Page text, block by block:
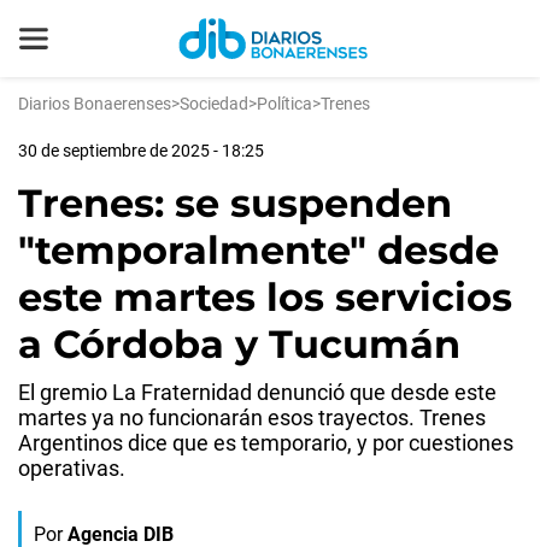
Diarios Bonaerenses>Sociedad>Política>Trenes
30 de septiembre de 2025 - 18:25
Trenes: se suspenden
"temporalmente" desde
este martes los servicios
a Córdoba y Tucumán
El gremio La Fraternidad denunció que desde este
martes ya no funcionarán esos trayectos. Trenes
Argentinos dice que es temporario, y por cuestiones
operativas.
Por Agencia DIB